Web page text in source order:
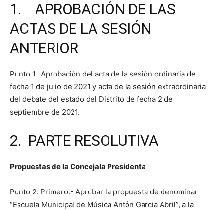
1. APROBACIÓN DE LAS
ACTAS DE LA SESIÓN
ANTERIOR
Punto 1. Aprobación del acta de la sesión ordinaria de
fecha 1 de julio de 2021 y acta de la sesión extraordinaria
del debate del estado del Distrito de fecha 2 de
septiembre de 2021.
2. PARTE RESOLUTIVA
Propuestas de la Concejala Presidenta
Punto 2. Primero.- Aprobar la propuesta de denominar
“Escuela Municipal de Música Antón Garcia Abril”, a la